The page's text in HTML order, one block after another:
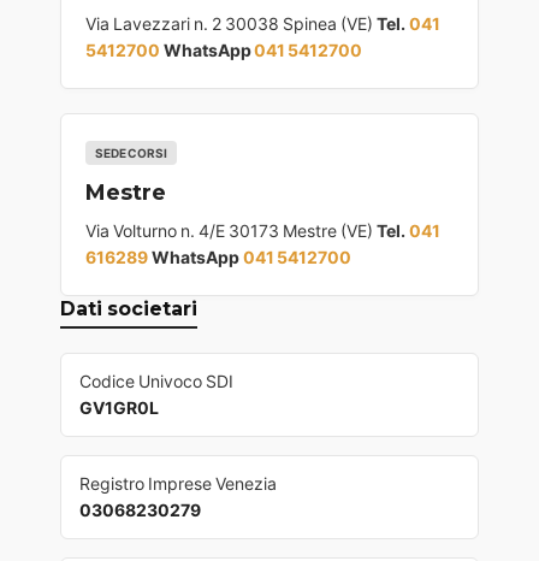
Via Lavezzari n. 2 30038 Spinea (VE) Tel. 041
5412700 WhatsApp041 5412700
SEDE CORSI
Mestre
Via Volturno n. 4/E 30173 Mestre (VE) Tel. 041
616289WhatsApp041 5412700
Dati societari
Codice Univoco SDI
GV1GR0L
Registro Imprese Venezia
03068230279